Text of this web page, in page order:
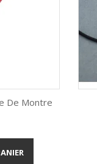
De Montre